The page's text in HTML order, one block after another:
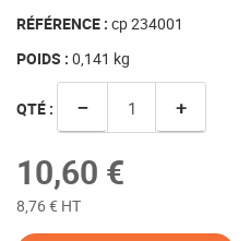
RÉFÉRENCE : cp 234001
POIDS : 0,141 kg
QTÉ : − +
10,60 €
8,76 € HT